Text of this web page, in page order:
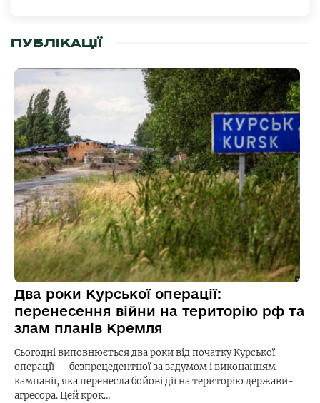
ПУБЛІКАЦІЇ
Два роки Курської операції:
перенесення війни на територію рф та
злам планів Кремля
Сьогодні виповнюється два роки від початку Курської
операції — безпрецедентної за задумом і виконанням
кампанії, яка перенесла бойові дії на територію держави-
агресора. Цей крок…